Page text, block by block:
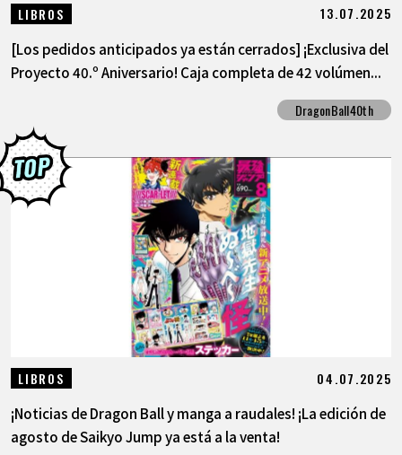
LIBROS 13.07.2025
[Los pedidos anticipados ya están cerrados] ¡Exclusiva del
Proyecto 40.º Aniversario! Caja completa de 42 volúmen...
DragonBall40th
LIBROS 04.07.2025
¡Noticias de Dragon Ball y manga a raudales! ¡La edición de
agosto de Saikyo Jump ya está a la venta!